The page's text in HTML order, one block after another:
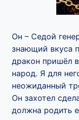
Он – Седой
знающий вкуса
дракон пришёл
народ. Я для
неожиданный
Он захотел
должна родить